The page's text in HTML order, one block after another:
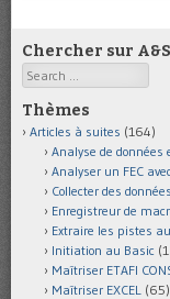
Chercher sur
Search
Thèmes
Articles à suites (164)
Analyse de données
Analyser un FEC
Collecter des
Enregistreur de
Extraire les pistes
Initiation au Basic
Maîtriser ETAFI
Maîtriser EXCEL (65)